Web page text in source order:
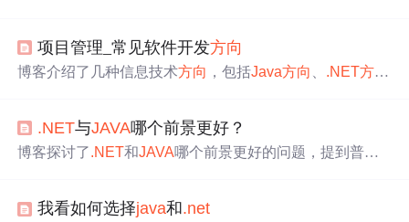
架的多样性和适用场景。
项目管理_常见软件开发方向
博客介绍了几种信息技术方向 ，包括Java方向 .NET方向
.NET与JAVA哪个前景更好？
博客探讨了.NET和JAVA哪个前景更好的问题，提到普遍
我看如何选择java和.net